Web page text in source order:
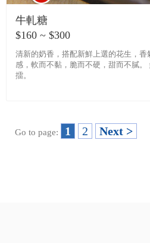
牛軋糖
$160 ~ $300
清新的奶香，搭配新鮮上選的花生，
感，軟而不黏，脆而不硬，甜而不膩
擂。
Go to page: 1 2 Next >